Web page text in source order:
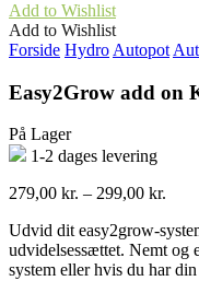
Add to Wishlist
Add to Wishlist
Forside Hydro Autopot
Easy2Grow add on
På Lager
1-2 dages levering
279,00 kr. – 299,00 kr.
til
Udvid dit easy2grow-
udvidelsessættet. Nemt og
system eller hvis du har